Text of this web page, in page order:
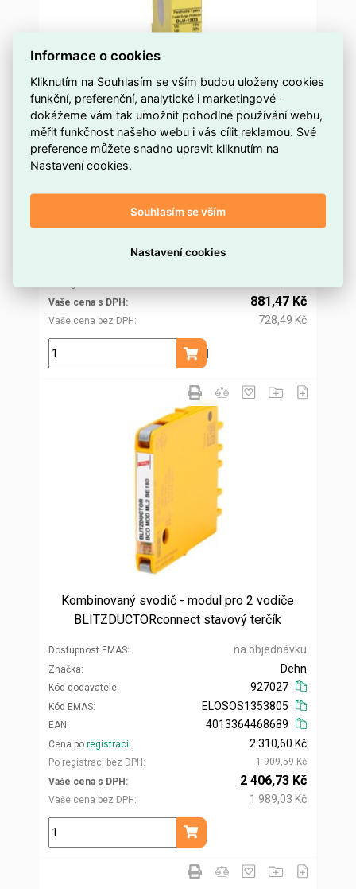
Přepěťová ochrana Telecom/Data DLU-12D3
12V, 1 pár CITEL 640502
Dostupnost EMAS
Kód EMAS
ELOSOS1101677
3309450006936
Vaše cena s DPH
Vaše cena bez DPH
881,47 Kč
728,49 Kč
bal
Přidat do košíku
Kombinovaný svodič - modul pro 2 vodiče
BLITZDUCTORconnect stavový terčík
Dostupnost EMAS na objednávku
Značka
Kód dodavatele
Dehn
927027
Kód EMAS
EAN
ELOSOS1353805
4013364468689
Cena po registraci
Po registraci bez DPH
2 310,60 Kč
1 909,59 Kč
Vaše cena s DPH
Vaše cena bez DPH
2 406,73 Kč
1 989,03 Kč
ks
Přidat do košíku
Informace o cookies
Kliknutím na Souhlasím se vším budou uloženy cookies
funkční, preferenční, analytické i marketingové -
dokážeme vám tak umožnit pohodlné používání webu,
měřit funkčnost našeho webu i vás cílit reklamou. Své
preference můžete snadno upravit kliknutím na
Nastavení cookies.
Souhlasím se vším
Nastavení cookies